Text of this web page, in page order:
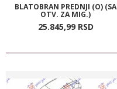
BLATOBRAN PREDNJI (O) (SA
OTV. ZA MIG.)
25.845,99 RSD